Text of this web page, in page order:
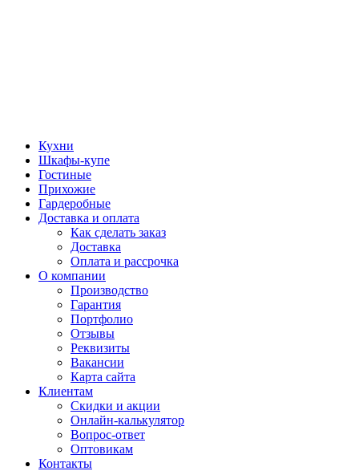
Кухни
Шкафы-купе
Гостиные
Прихожие
Гардеробные
Доставка и оплата
Как сделать заказ
Доставка
Оплата и рассрочка
О компании
Производство
Гарантия
Портфолио
Отзывы
Реквизиты
Вакансии
Карта сайта
Клиентам
Скидки и акции
Онлайн-калькулятор
Вопрос-ответ
Оптовикам
Контакты